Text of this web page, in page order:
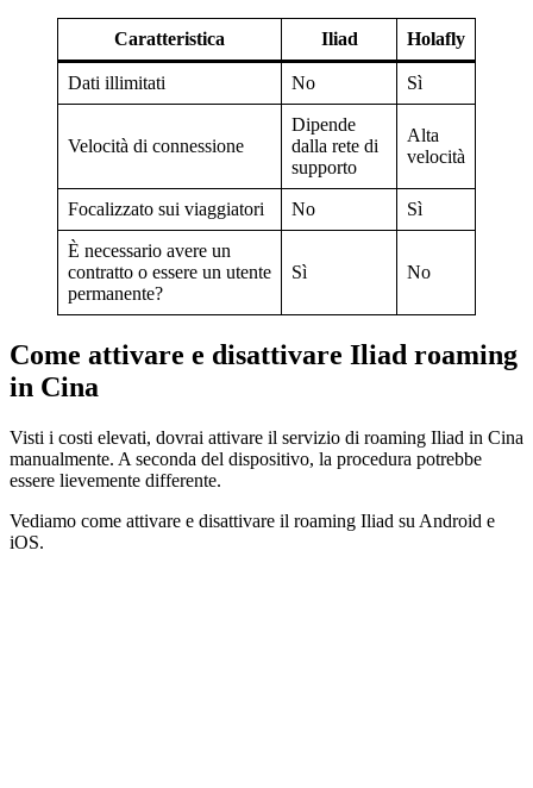
Caratteristica Iliad Holafly
Dati illimitati No Sì
Velocità di connessione
Dipende
dalla rete di
supporto
Alta
velocità
Focalizzato sui viaggiatori No Sì
È necessario avere un
contratto o essere un utente
permanente?
Sì No
Come attivare e disattivare Iliad roaming
in Cina
Visti i costi elevati, dovrai attivare il servizio di roaming Iliad in Cina
manualmente. A seconda del dispositivo, la procedura potrebbe
essere lievemente differente.
Vediamo come attivare e disattivare il roaming Iliad su Android e
iOS.